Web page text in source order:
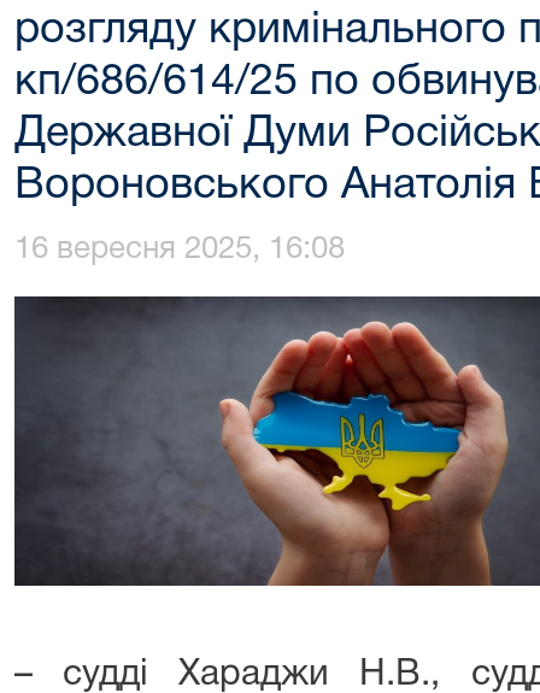
розгляду
кп/686/614/25 по
Державної Думи
Вороновського
16 вересня 2025, 16:08
– судді Хараджи Н.В.,